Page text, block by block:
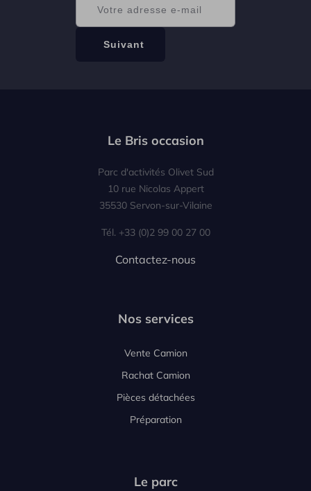
Le Bris occasion
Parc d'activités Olivet Sud
10 rue Nicolas Appert
35530 Servon-sur-Vilaine
Tél. +33 (0)2 99 00 27 00
Contactez-nous
Nos services
Vente Camion
Rachat Camion
Pièces détachées
Préparation
Le parc